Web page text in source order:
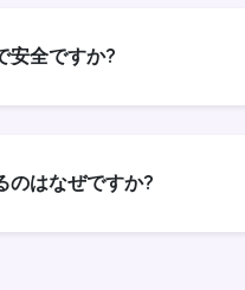
安全ですか?
のはなぜですか?